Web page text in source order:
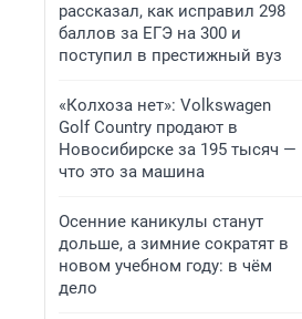
рассказал, как исправил 298
баллов за ЕГЭ на 300 и
поступил в престижный вуз
«Колхоза нет»: Volkswagen
Golf Сountry продают в
Новосибирске за 195 тысяч —
что это за машина
Осенние каникулы станут
дольше, а зимние сократят в
новом учебном году: в чём
дело